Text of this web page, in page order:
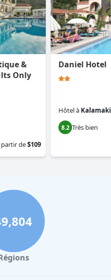
&
Only
partir de$109
Daniel Hotel
Hôtelà Kalamaki
8.2 Très bien